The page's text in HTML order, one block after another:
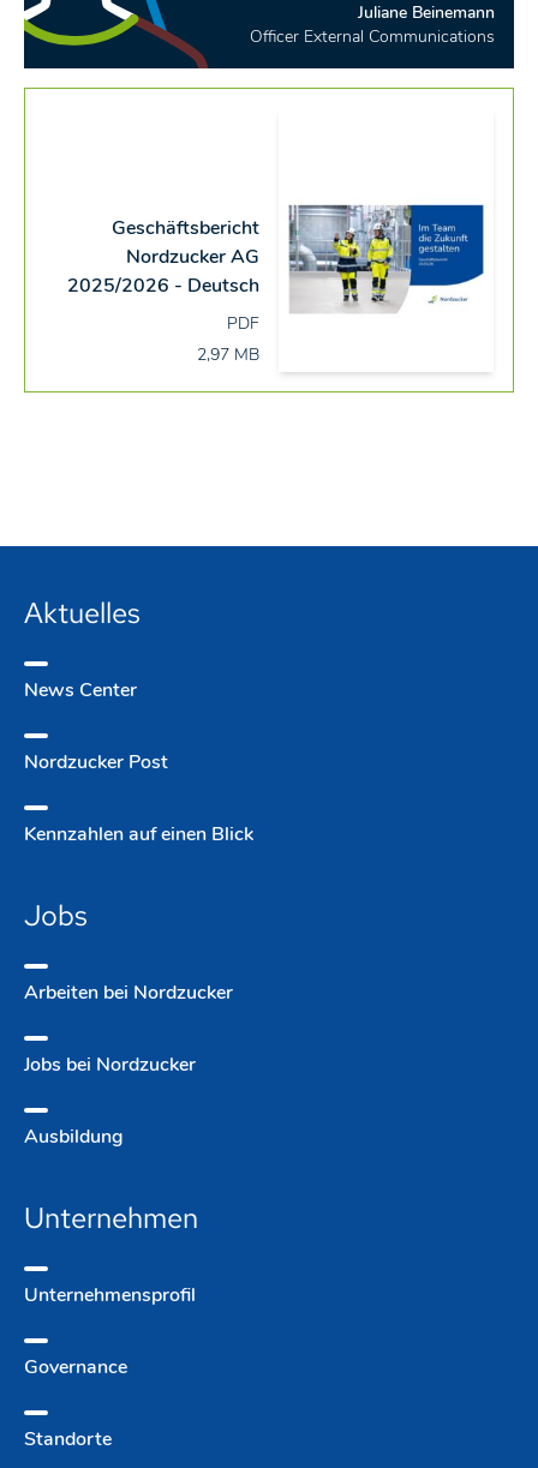
Juliane Beinemann
Officer External Communications
Geschäftsbericht
Nordzucker AG
2025/2026 - Deutsch
PDF
2,97 MB
Aktuelles
News Center
Nordzucker Post
Kennzahlen auf einen Blick
Jobs
Arbeiten bei Nordzucker
Jobs bei Nordzucker
Ausbildung
Unternehmen
Unternehmens­profil
Governance
Standorte